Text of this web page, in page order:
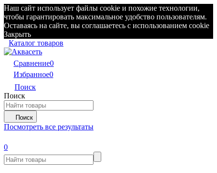
Наш сайт использует файлы cookie и похожие технологии,
чтобы гарантировать максимальное удобство пользователям.
Оставаясь на сайте, вы соглашаетесь с использованием cookie
Закрыть
Каталог товаров
Сравнение0
Избранное0
Поиск
Поиск
Поиск
Посмотреть все результаты
0